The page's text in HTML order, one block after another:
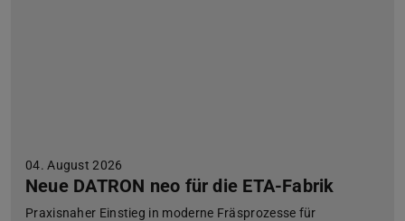
04. August 2026
Neue DATRON neo für die ETA-Fabrik
Praxisnaher Einstieg in moderne Fräsprozesse für